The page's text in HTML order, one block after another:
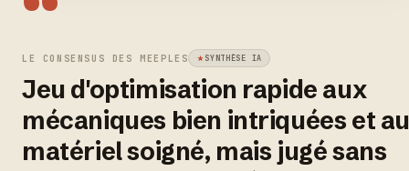
LE CONSENSUS DES MEEPLES SYNTHÈSE IA
Jeu d'optimisation rapide aux
mécaniques bien intriquées et
matériel soigné, mais jugé sans